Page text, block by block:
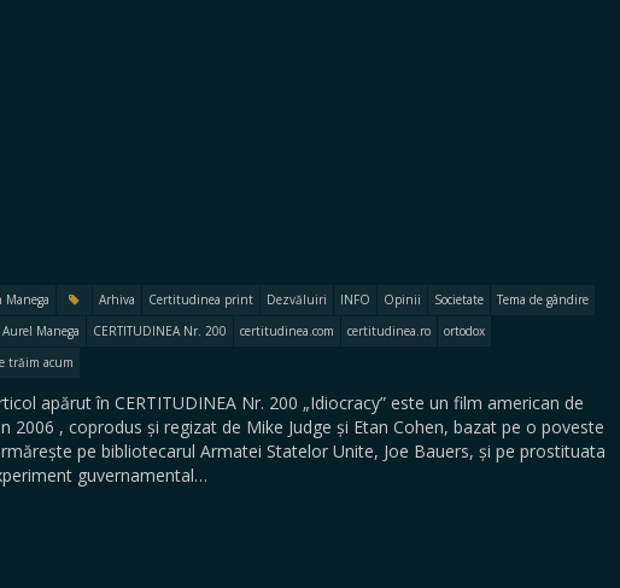
Manega Arhiva Certitudinea print Dezvăluiri INFO Opinii Societate
Tema de gândire
Aurel Manega CERTITUDINEA Nr. 200 certitudinea.com certitudinea.ro
ortodox
trăim acum
apărut în CERTITUDINEA Nr. 200 „Idiocracy” este un film american de
2006 , coprodus și regizat de Mike Judge și Etan Cohen, bazat pe o poveste
pe bibliotecarul Armatei Statelor Unite, Joe Bauers, și pe prostituata
guvernamental…